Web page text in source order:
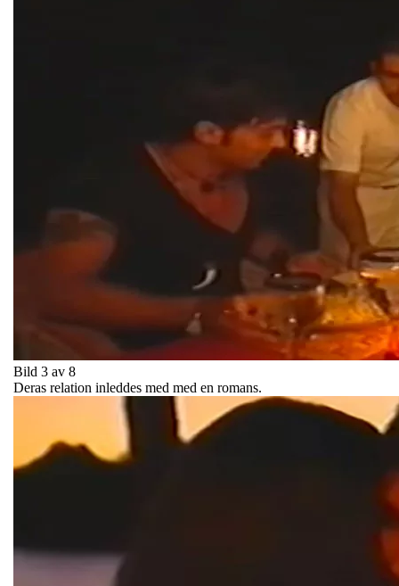
Bild 3 av 8
Deras relation inleddes med med en romans.